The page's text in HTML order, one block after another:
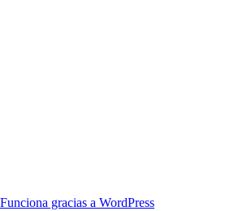
Funciona gracias a WordPress